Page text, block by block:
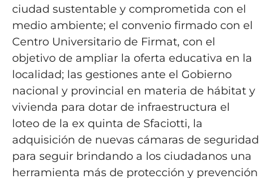
ciudad sustentable y comprometida con el
medio ambiente; el convenio firmado con el
Centro Universitario de Firmat, con el
objetivo de ampliar la oferta educativa en la
localidad; las gestiones ante el Gobierno
nacional y provincial en materia de hábitat y
vivienda para dotar de infraestructura el
loteo de la ex quinta de Sfaciotti, la
adquisición de nuevas cámaras de seguridad
para seguir brindando a los ciudadanos una
herramienta más de protección y prevención